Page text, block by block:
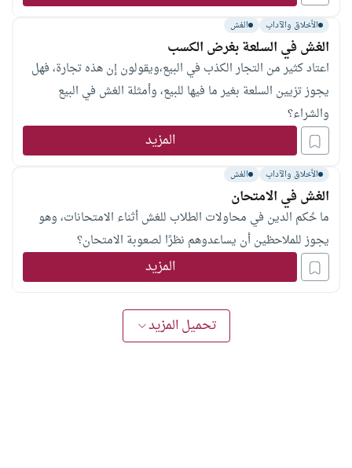
الأخلاق والآداب الغش
الغش في السلعة بغرض الكسب
اعتاد كثير من التجار الكذب في البيع،ويقولون إن هذه تجارة، فهل
يجوز تزيين السلعة بغير ما فيها للبيع، وأمثلة الغش في البيع
والشراء؟
المزيد
الأخلاق والآداب الغش
الغش في الامتحان
ما حُكم الدين في محاولات الطلاب للغش أثناء الامتحانات، وهو
يجوز للملاحظين أن يساعدوهم نظرًا لصعوبة الامتحان؟
المزيد
تحميل المزيد